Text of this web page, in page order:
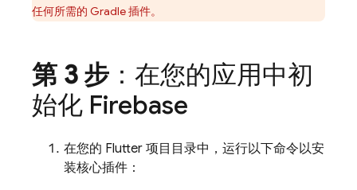
任何所需的 Gradle 插件。
第 3 步 ：在您的应用中初
始化 Firebase
在您的 Flutter 项目目录中，运行以下命令以安
装核心插件：